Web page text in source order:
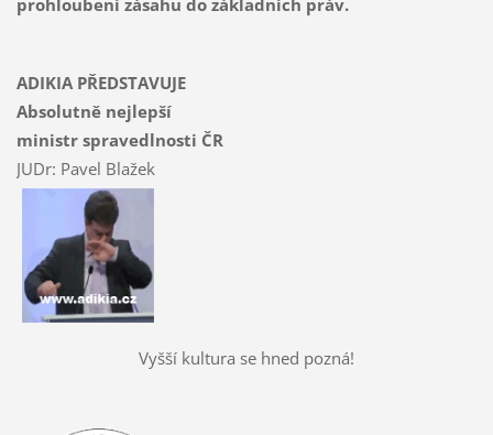
ADIKIA PŘEDSTAVUJE
Absolutně nejlepší
ministr spravedlnosti ČR
JUDr: Pavel Blažek
Vyšší kultura se hned pozná!